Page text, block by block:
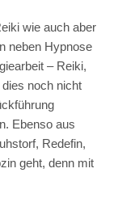
wie auch aber
neben Hypnose
– Reiki,
noch nicht
Ebenso aus
Redefin,
geht, denn mit